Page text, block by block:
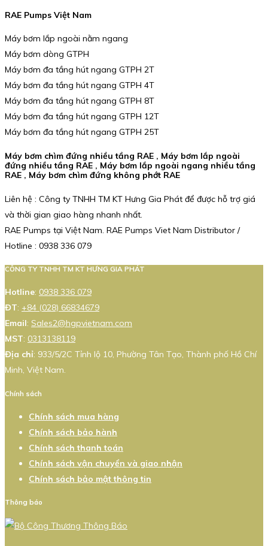
RAE Pumps Việt Nam
Máy bơm lắp ngoài nằm ngang
Máy bơm dòng GTPH
Máy bơm đa tầng hút ngang GTPH 2T
Máy bơm đa tầng hút ngang GTPH 4T
Máy bơm đa tầng hút ngang GTPH 8T
Máy bơm đa tầng hút ngang GTPH 12T
Máy bơm đa tầng hút ngang GTPH 25T
Máy bơm chìm đứng nhiều tầng RAE , Máy bơm lắp ngoài
đứng nhiều tầng RAE , Máy bơm lắp ngoài ngang nhiều tầng
RAE , Máy bơm chìm đứng không phớt RAE
Liên hệ : Công ty TNHH TM KT Hưng Gia Phát để được hỗ trợ giá
và thời gian giao hàng nhanh nhất.
RAE Pumps tại Việt Nam. RAE Pumps Viet Nam Distributor /
Hotline : 0938 336 079
CÔNG TY TNHH TM KT HƯNG GIA PHÁT
Hotline: 0938 336 079
ĐT: +84 (028) 66834679
Email: Sales2@hgpvietnam.com
MST: 0313138119
Địa chỉ: 933/5/2C Tỉnh lộ 10, Phường Tân Tạo, Thành phố Hồ Chí
Minh, Việt Nam.
Chính sách
Chính sách mua hàng
Chính sách bảo hành
Chính sách thanh toán
Chính sách vận chuyển và giao nhận
Chính sách bảo mật thông tin
Thông báo